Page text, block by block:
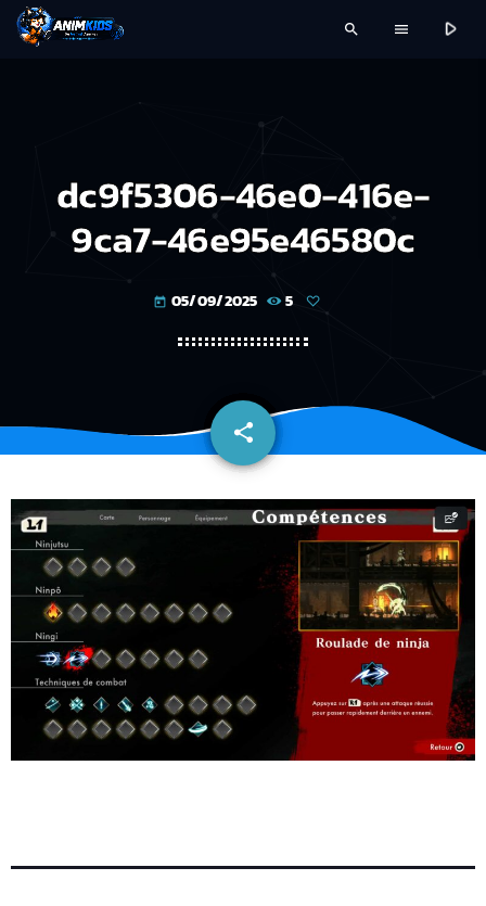
search menu play_arrow
dc9f5306-46e0-416e-
9ca7-46e95e46580c
today 05/09/2025 5
share
email